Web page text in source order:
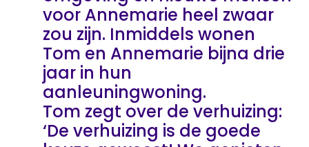
voor Annemarie heel zwaar
zou zijn. Inmiddels wonen
Tom en Annemarie bijna drie
jaar in hun
aanleuningwoning.
Tom zegt over de verhuizing:
‘De verhuizing is de goede